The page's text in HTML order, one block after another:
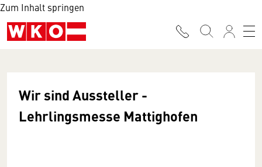
Zum Inhalt springen
Wir sind Aussteller -
Lehrlingsmesse Mattighofen